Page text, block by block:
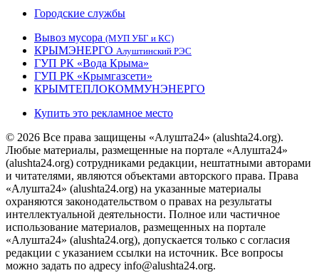
Городские службы
Вывоз мусора (МУП УБГ и КС)
КРЫМЭНЕРГО Алуштинский РЭС
ГУП РК «Вода Крыма»
ГУП РК «Крымгазсети»
КРЫМТЕПЛОКОММУНЭНЕРГО
Купить это рекламное место
© 2026 Все права защищены «Алушта24» (alushta24.org).
Любые материалы, размещенные на портале «Алушта24»
(alushta24.org) сотрудниками редакции, нештатными авторами
и читателями, являются объектами авторского права. Права
«Алушта24» (alushta24.org) на указанные материалы
охраняются законодательством о правах на результаты
интеллектуальной деятельности. Полное или частичное
использование материалов, размещенных на портале
«Алушта24» (alushta24.org), допускается только с согласия
редакции с указанием ссылки на источник. Все вопросы
можно задать по адресу info@alushta24.org.